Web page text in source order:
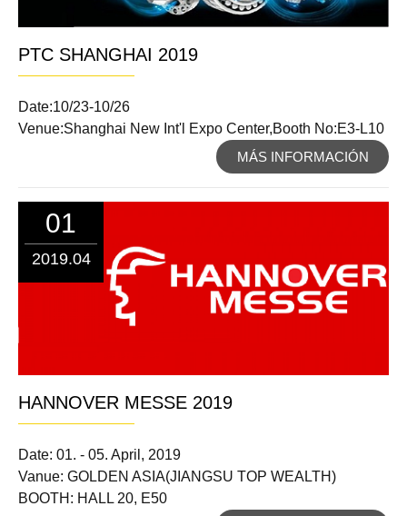
PTC SHANGHAI 2019
Date:10/23-10/26
Venue:Shanghai New Int'l Expo Center,Booth No:E3-L10
MÁS INFORMACIÓN
01
2019.04
HANNOVER MESSE 2019
Date: 01. - 05. April, 2019
Vanue: GOLDEN ASIA(JIANGSU TOP WEALTH)
BOOTH: HALL 20, E50